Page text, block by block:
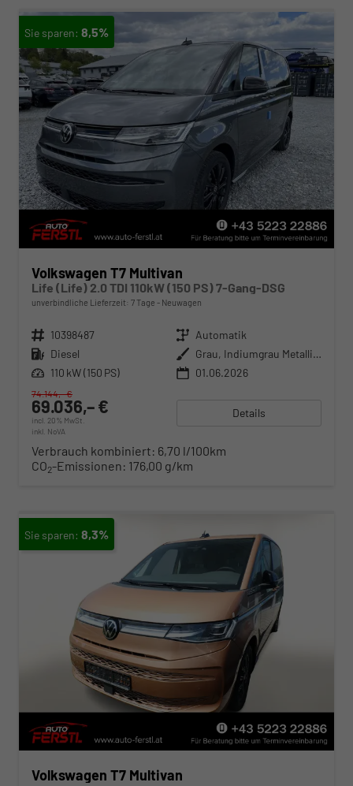
8,5%
Volkswagen T7 Multivan
Life (Life) 2.0 TDI 110kW (150 PS) 7-Gang-DSG
unverbindliche Lieferzeit: 7 Tage Neuwagen
Fahrzeugnr. 10398487 Getriebe Automatik
Kraftstoff Diesel Außenfarbe
Grau, Indiumgrau Metallic (X3)
Leistung 110 kW (150 PS) 01.06.2026
69.036,– €
incl. 20% MwSt.
inkl. NoVA
74.144,– €
Details
Verbrauch kombiniert: 6,70 l/100km
CO2-Emissionen: 176,00 g/km
8,3%
Volkswagen T7 Multivan